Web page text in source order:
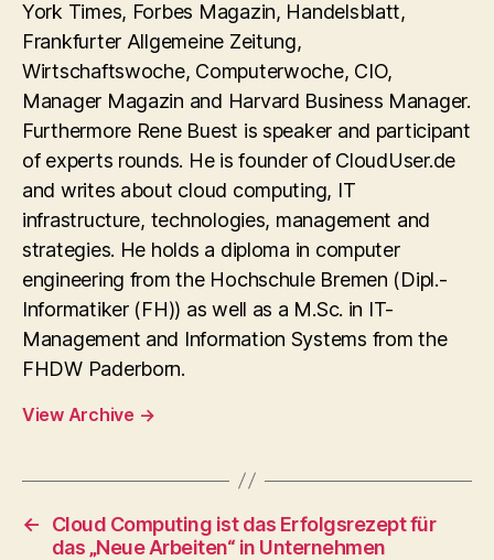
York Times, Forbes Magazin, Handelsblatt,
Frankfurter Allgemeine Zeitung,
Wirtschaftswoche, Computerwoche, CIO,
Manager Magazin and Harvard Business Manager.
Furthermore Rene Buest is speaker and participant
of experts rounds. He is founder of CloudUser.de
and writes about cloud computing, IT
infrastructure, technologies, management and
strategies. He holds a diploma in computer
engineering from the Hochschule Bremen (Dipl.-
Informatiker (FH)) as well as a M.Sc. in IT-
Management and Information Systems from the
FHDW Paderborn.
View Archive →
←
Cloud Computing ist das Erfolgsrezept für
das „Neue Arbeiten“ in Unternehmen